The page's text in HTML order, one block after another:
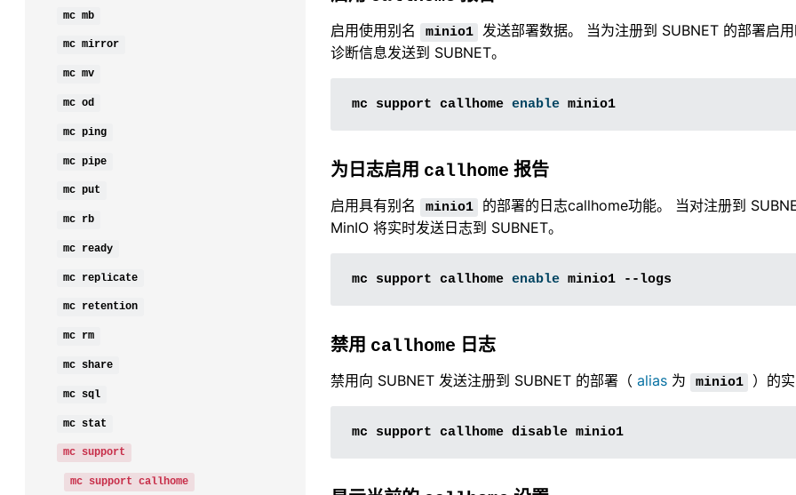
mc mb
mc mirror
mc mv
mc od
mc ping
mc pipe
mc put
mc rb
mc ready
mc replicate
mc retention
mc rm
mc share
mc sql
mc stat
mc support
mc support callhome
启用使用别名 minio1
发送部署数据。 当为注册到 SUBNET 的部署启
诊断信息发送到 SUBNET。
mc support callhome enable
为日志启用 callhome 报告
启用具有别名 minio1
的部署的日志callhome功能。 当对注册到
MinIO 将实时发送日志到 SUBNET。
mc support callhome enable minio1
禁用 callhome 日志
禁用向 SUBNET 发送注册到 SUBNET 的部署（ alias 为 minio1 ）的
mc support callhome disable